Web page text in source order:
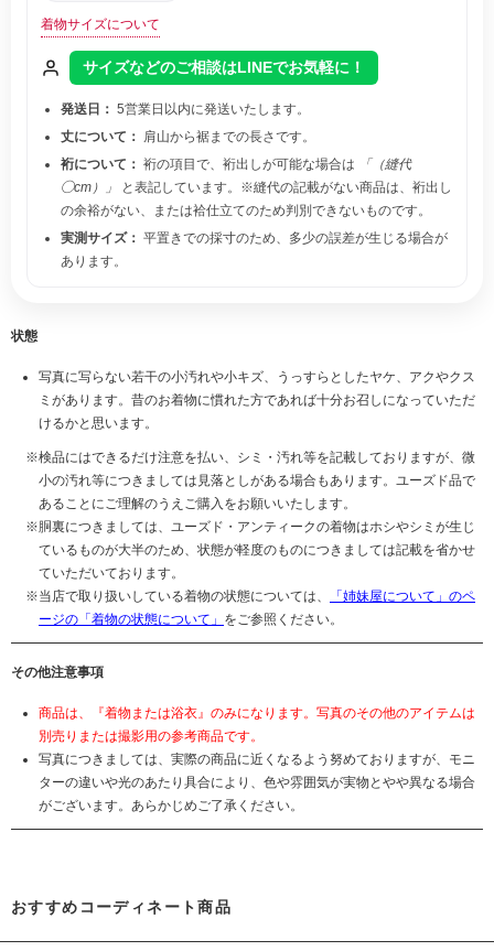
着物サイズについて
サイズなどのご相談はLINEでお気軽に！
発送日： 5営業日以内に発送いたします。
丈について： 肩山から裾までの長さです。
裄について： 裄の項目で、裄出しが可能な場合は
「（縫代
◯cm）」
と表記しています。※縫代の記載がない商品は、裄出し
の余裕がない、または袷仕立てのため判別できないものです。
実測サイズ： 平置きでの採寸のため、多少の誤差が生じる場合が
あります。
状態
写真に写らない若干の小汚れや小キズ、うっすらとしたヤケ、アクやクス
ミがあります。昔のお着物に慣れた方であれば十分お召しになっていただ
けるかと思います。
検品にはできるだけ注意を払い、シミ・汚れ等を記載しておりますが、微
小の汚れ等につきましては見落としがある場合もあります。ユーズド品で
あることにご理解のうえご購入をお願いいたします。
胴裏につきましては、ユーズド・アンティークの着物はホシやシミが生じ
ているものが大半のため、状態が軽度のものにつきましては記載を省かせ
ていただいております。
当店で取り扱いしている着物の状態については、
「姉妹屋について」のペ
ージの「着物の状態について」 をご参照ください。
その他注意事項
商品は、『着物または浴衣』のみになります。写真のその他のアイテムは
別売りまたは撮影用の参考商品です。
写真につきましては、実際の商品に近くなるよう努めておりますが、モニ
ターの違いや光のあたり具合により、色や雰囲気が実物とやや異なる場合
がございます。あらかじめご了承ください。
おすすめコーディネート商品